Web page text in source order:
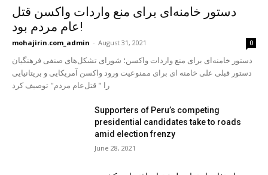
دستور خامنه‌ای برای منع واردات واکسن قتل
عام مردم بود!
mohajirin.com_admin - August 31, 2021 0
دستور خامنه‌ای برای منع واردات واکسن؛ شورای تشکل‌های صنفی فرهنگیان
دستور قبلی علی خامنه ای برای ممنوعیت ورود واکسن آمریکایی و بریتانیایی
را " قتل‌عام مردم" توصيف كرد
Supporters of Peru’s competing
presidential candidates take to roads
amid election frenzy
June 28, 2021